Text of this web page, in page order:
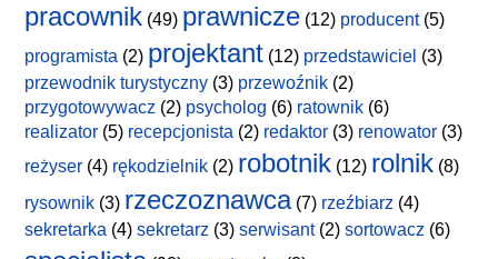
pracownik (49) prawnicze (12) producent(5)
programista (2) projektant (12) przedstawiciel (3)
przewodnik turystyczny (3) przewoźnik (2)
przygotowywacz (2) psycholog (6) ratownik (6)
realizator (5) recepcjonista (2) redaktor (3) renowator (3)
reżyser (4) rękodzielnik (2) robotnik (12) rolnik (8)
rysownik (3) rzeczoznawca(7) rzeźbiarz (4)
sekretarka (4) sekretarz (3) serwisant(2) sortowacz (6)